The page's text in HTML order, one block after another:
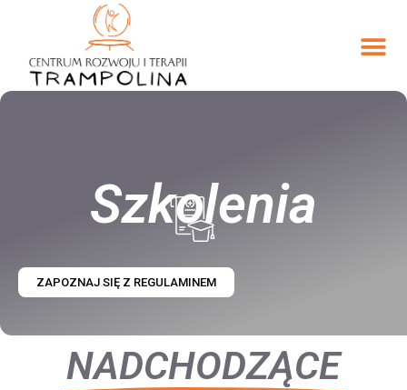
Szkolenia
ZAPOZNAJ SIĘ Z REGULAMINEM
NADCHODZĄCE